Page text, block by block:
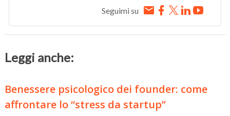
Seguimi su
Leggi anche:
Benessere psicologico dei founder: come
affrontare lo “stress da startup”